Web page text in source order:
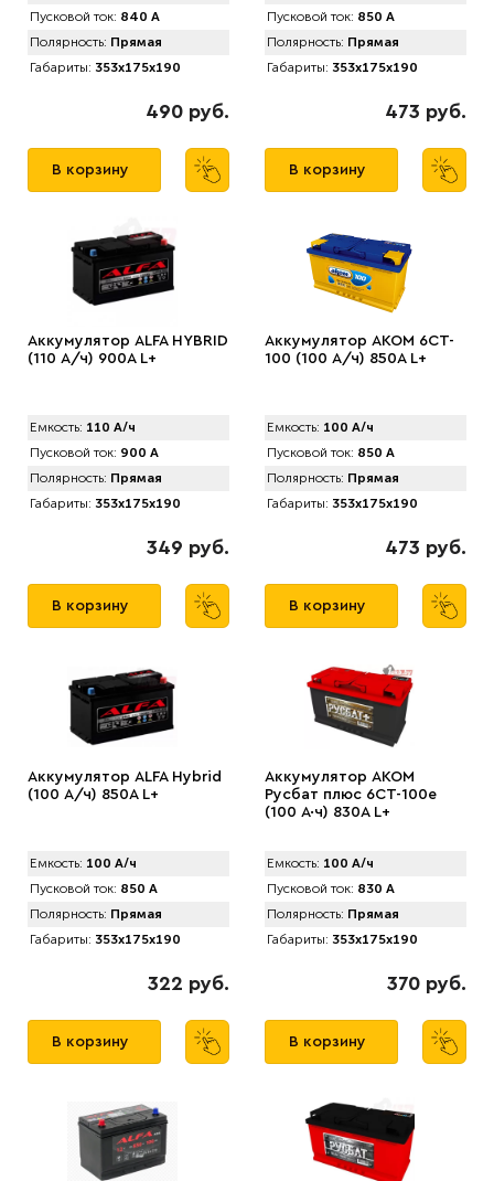
Пусковой ток: 840 А
Полярность: Прямая
Габариты: 353x175x190
490 руб.
В корзину
Пусковой ток: 850 А
Полярность: Прямая
Габариты: 353x175x190
473 руб.
В корзину
Аккумулятор ALFA HYBRID
(110 А/ч) 900A L+
Емкость: 110 А/ч
Пусковой ток: 900 А
Полярность: Прямая
Габариты: 353x175x190
349 руб.
В корзину
Аккумулятор AКОМ 6CT-
100 (100 А/ч) 850А L+
Емкость: 100 А/ч
Пусковой ток: 850 А
Полярность: Прямая
Габариты: 353x175x190
473 руб.
В корзину
Аккумулятор ALFA Hybrid
(100 А/ч) 850A L+
Емкость: 100 А/ч
Пусковой ток: 850 А
Полярность: Прямая
Габариты: 353x175x190
322 руб.
В корзину
Аккумулятор AKOM
Русбат плюс 6СТ-100е
(100 А·ч) 830A L+
Емкость: 100 А/ч
Пусковой ток: 830 А
Полярность: Прямая
Габариты: 353x175x190
370 руб.
В корзину